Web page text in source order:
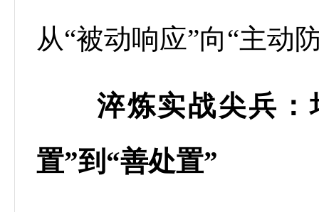
从“被动响应”向“主动
淬炼实战尖兵
置”到“善处置”